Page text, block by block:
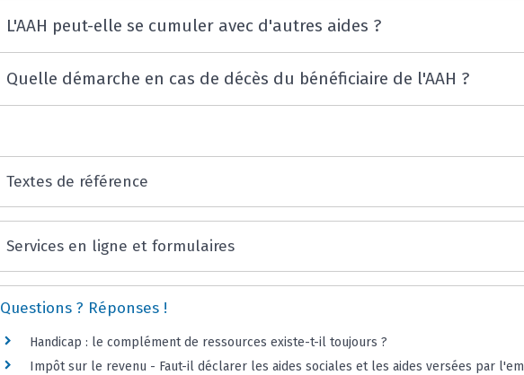
L'AAH peut-elle se cumuler avec d'autres aides ?
Quelle démarche en cas de décès du bénéficiaire de l'AAH ?
Textes de référence
Services en ligne et formulaires
Questions ? Réponses !
Handicap : le complément de ressources existe-t-il toujours ?
Impôt sur le revenu - Faut-il déclarer les aides sociales et les aides versées par